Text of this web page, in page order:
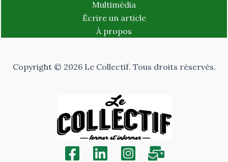
Multimédia
Écrire un article
À propos
Copyright © 2026 Le Collectif. Tous droits réservés.